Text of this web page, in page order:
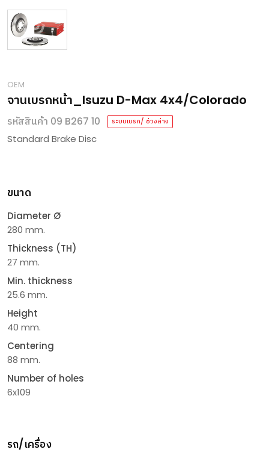
OEM
จานเบรกหน้า_Isuzu D-Max 4x4/Colorado
รหัสสินค้า 09 B267 10 ระบบเบรก/ ช่วงล่าง
Standard Brake Disc
ขนาด
Diameter Ø
280 mm.
Thickness (TH)
27 mm.
Min. thickness
25.6 mm.
Height
40 mm.
Centering
88 mm.
Number of holes
6x109
รถ/เครื่อง